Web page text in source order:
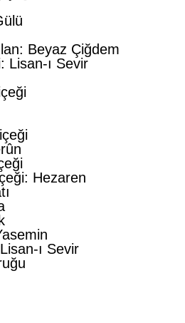
Beyaz Çiğdem
Lisan-ı Sevir
Hezaren
ı Sevir